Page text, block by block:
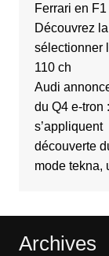
Ferrari en F1
Découvrez
sélectionner
110 ch
Audi
du Q4 e-tron
s’appliquent
découverte
mode tekna,
Archives